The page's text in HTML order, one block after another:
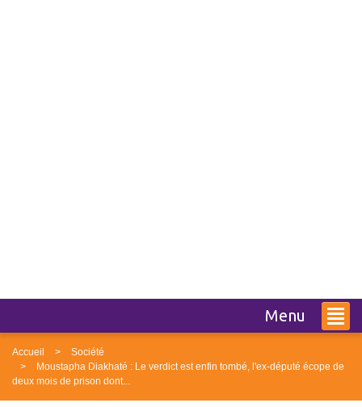
Menu
Accueil
Société
Moustapha Diakhaté : Le verdict est enfin tombé, l'ex-député écope de
deux mois de prison dont...